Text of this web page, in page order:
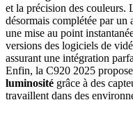
et la précision des couleurs.
désormais complétée par
une mise au point
versions des logiciels de
assurant une intégration
Enfin, la C920 2025
luminosité grâce à des
travaillent dans des